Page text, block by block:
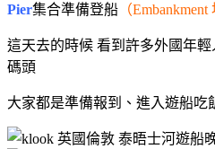
Pier集合準備登船 （
這天去的時候 看到許多外國年
碼頭
大家都是準備報到、進入遊船吃